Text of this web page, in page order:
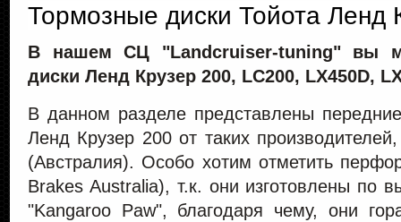
Тормозные диски Тойота Ленд
В нашем СЦ "Landcruiser-tuning" вы
диски Ленд Крузер 200, LC200, LX450D,
В данном разделе представлены
Ленд Крузер 200 от таких
(Австралия). Особо хотим отметить
Brakes Australia), т.к. они изготовлены по
"Kangaroo Paw", благодаря чему, они